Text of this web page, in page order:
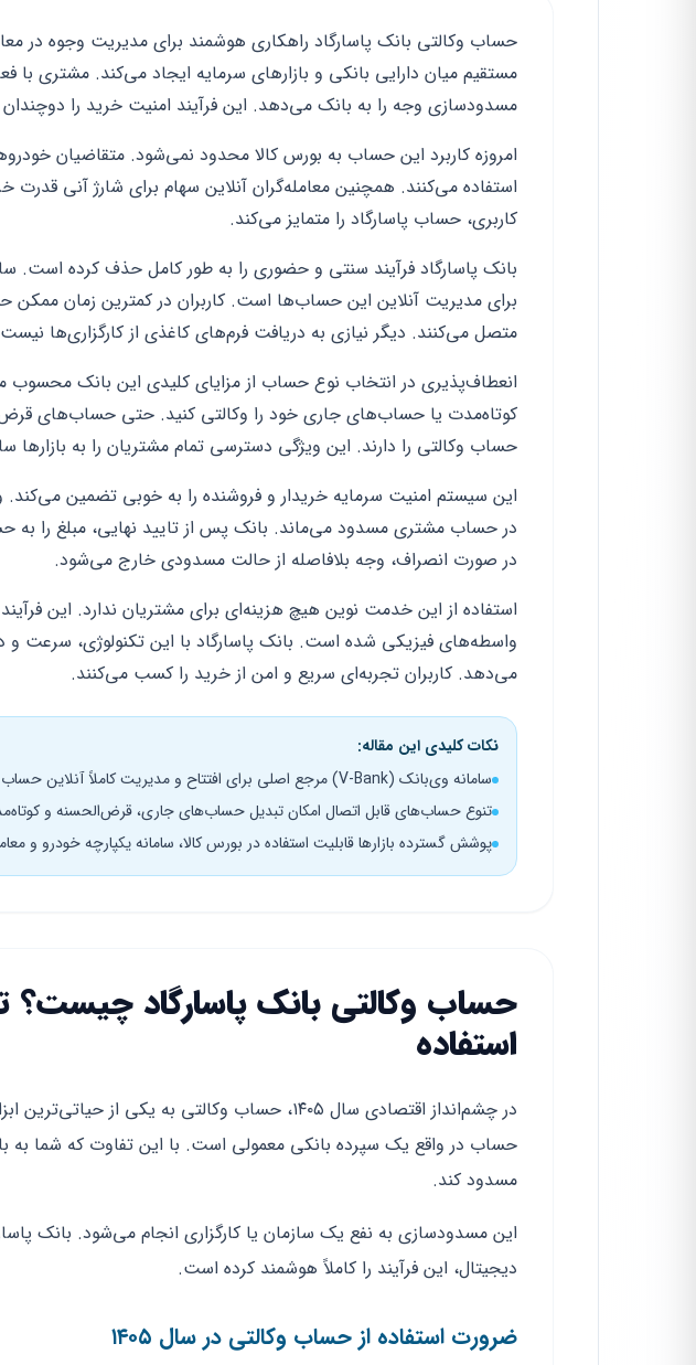
حساب وکالتی بانک پاسارگاد راهکاری هوشمند برای مدیریت وجوه در
مستقیم میان دارایی بانکی و بازارهای سرمایه ایجاد می‌کند. مشتری با
مسدودسازی وجه را به بانک می‌دهد. این فرآیند امنیت خرید را
امروزه کاربرد این حساب به بورس کالا محدود نمی‌شود. متقاضیان
استفاده می‌کنند. همچنین معامله‌گران آنلاین سهام برای شارژ آنی قدرت
کاربری، حساب پاسارگاد را متمایز می‌کند.
برای مدیریت آنلاین این حساب‌ها است. کاربران در کمترین زمان ممکن
متصل می‌کنند. دیگر نیازی به دریافت فرم‌های کاغذی از کارگزاری‌ها
انعطاف‌پذیری در انتخاب نوع حساب از مزایای کلیدی این بانک
کوتاه‌مدت یا حساب‌های جاری خود را وکالتی کنید. حتی حساب‌های
حساب وکالتی را دارند. این ویژگی دسترسی تمام مشتریان را به بازارها
این سیستم امنیت سرمایه خریدار و فروشنده را به خوبی تضمین
در حساب مشتری مسدود می‌ماند. بانک پس از تایید نهایی، مبلغ را به
در صورت انصراف، وجه بلافاصله از حالت مسدودی خارج می‌شود.
استفاده از این خدمت نوین هیچ هزینه‌ای برای مشتریان ندارد. این
واسطه‌های فیزیکی شده است. بانک پاسارگاد با این تکنولوژی، سرعت
می‌دهد. کاربران تجربه‌ای سریع و امن از خرید را کسب می‌کنند.
نکات کلیدی این مقاله:
سامانه وی‌بانک (V-Bank) مرجع اصلی برای افتتاح و مدیریت کاملاً آنلاین حساب بدون نیاز به مراجعه حضوری
تنوع حساب‌های قابل اتصال امکان تبدیل حساب‌های جاری، قرض‌الحسنه و
پوشش گسترده بازارها قابلیت استفاده در بورس کالا، سامانه یکپارچه خودرو و
حساب وکالتی بانک پاسارگاد
استفاده
در چشم‌انداز اقتصادی سال ۱۴۰۵، حساب وکالتی به یکی
حساب در واقع یک سپرده بانکی معمولی است. با این تفاوت که شما به
مسدود کند.
این مسدودسازی به نفع یک سازمان یا کارگزاری انجام می‌شود. بانک
دیجیتال، این فرآیند را کاملاً هوشمند کرده است.
ضرورت استفاده از حساب وکالتی در سال ۱۴۰۵